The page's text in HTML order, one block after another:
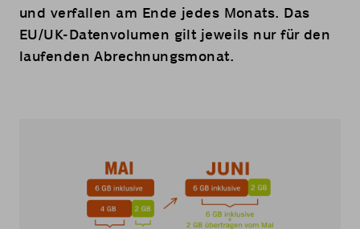
und verfallen am Ende jedes Monats. Das
EU/UK-Datenvolumen gilt jeweils nur für den
laufenden Abrechnungsmonat.